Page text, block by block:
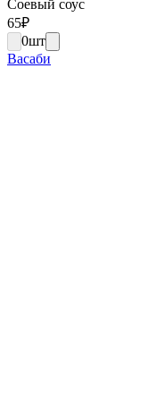
Соевый соус
65₽
0шт
Васаби